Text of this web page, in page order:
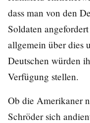
dass man von den
Soldaten
allgemein über dies
Deutschen würden
Verfügung stellen.
Ob die Amerikaner
Schröder sich